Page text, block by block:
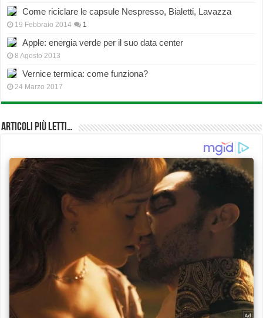
Come riciclare le capsule Nespresso, Bialetti, Lavazza
19 Febbraio 2014 1
Apple: energia verde per il suo data center
8 Agosto 2013
Vernice termica: come funziona?
24 Marzo 2017
Articoli più Letti…